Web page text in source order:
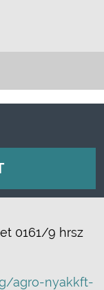
0161/9 hrsz
agro-nyakkft-